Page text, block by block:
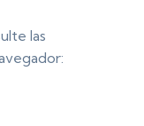
las